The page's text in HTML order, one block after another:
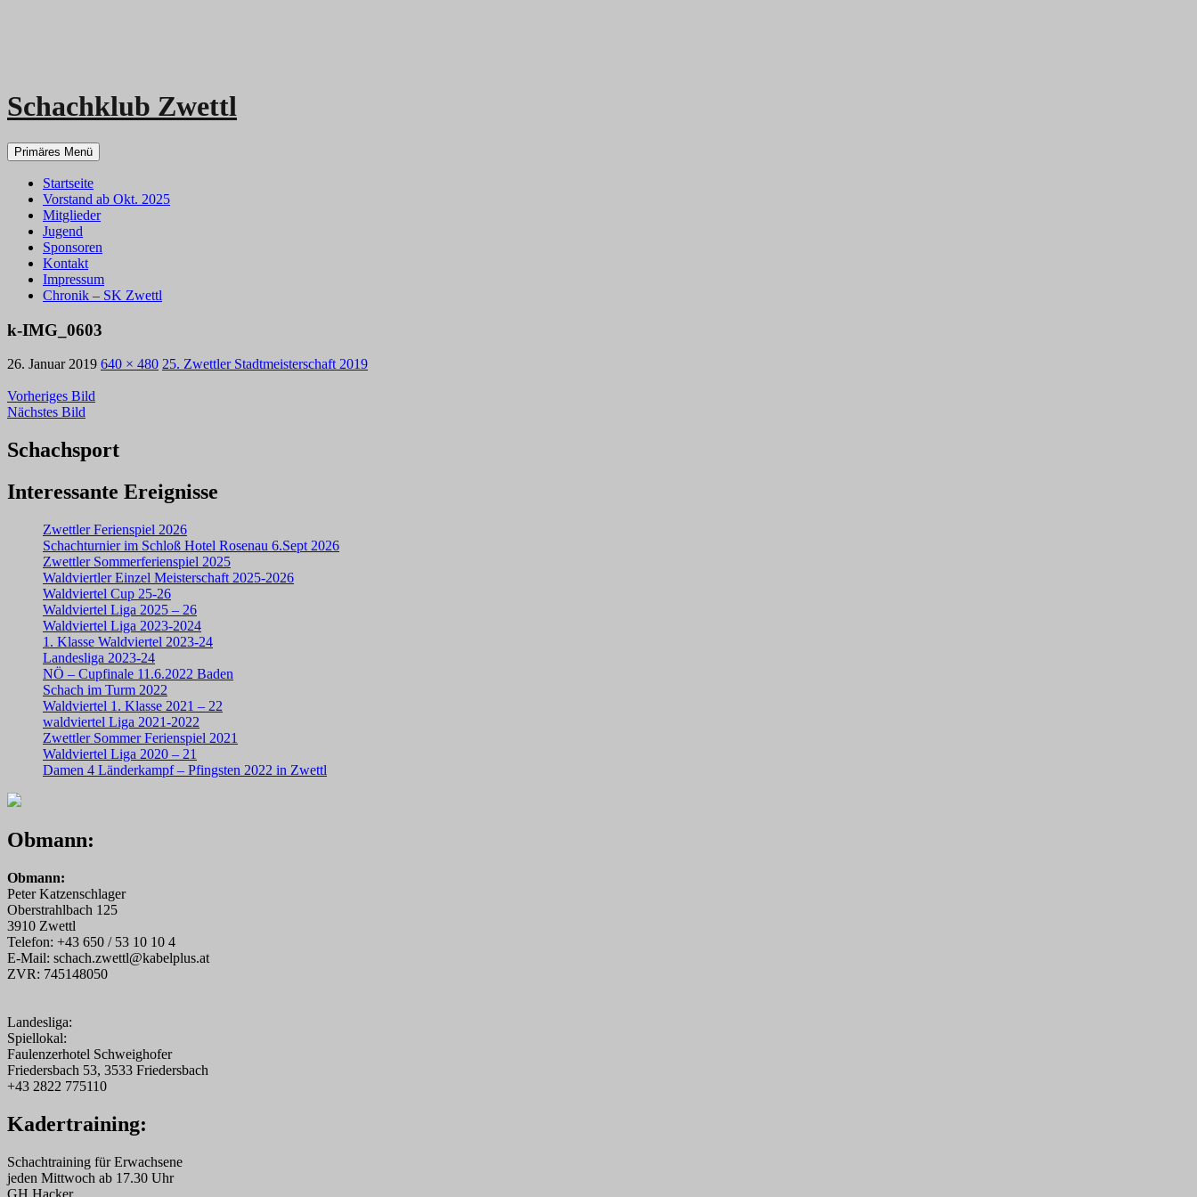
Schachklub Zwettl
Primäres Menü Zum
Inhalt
Startseite
Vorstand ab Okt. 2025
Mitglieder
Jugend
Sponsoren
Kontakt
Impressum
Chronik – SK Zwettl
k-IMG_0603
26. Januar 2019 640 × 480 25. Zwettler Stadtmeisterschaft 2019
Vorheriges Bild
Nächstes Bild
Schachsport
Interessante Ereignisse
Zwettler Ferienspiel 2026
Schachturnier im Schloß Hotel Rosenau 6.Sept 2026
Zwettler Sommerferienspiel 2025
Waldviertler Einzel Meisterschaft 2025-2026
Waldviertel Cup 25-26
Waldviertel Liga 2025 – 26
Waldviertel Liga 2023-2024
1. Klasse Waldviertel 2023-24
Landesliga 2023-24
NÖ – Cupfinale 11.6.2022 Baden
Schach im Turm 2022
Waldviertel 1. Klasse 2021 – 22
waldviertel Liga 2021-2022
Zwettler Sommer Ferienspiel 2021
Waldviertel Liga 2020 – 21
Damen 4 Länderkampf – Pfingsten 2022 in Zwettl
Obmann:
Obmann:
Peter Katzenschlager
Oberstrahlbach 125
3910 Zwettl
Telefon: +43 650 / 53 10 10 4
E-Mail: schach.zwettl@kabelplus.at
ZVR: 745148050
Landesliga:
Spiellokal:
Faulenzerhotel Schweighofer
Friedersbach 53, 3533 Friedersbach
+43 2822 775110
Kadertraining:
Schachtraining für Erwachsene
jeden Mittwoch ab 17.30 Uhr
GH Hacker